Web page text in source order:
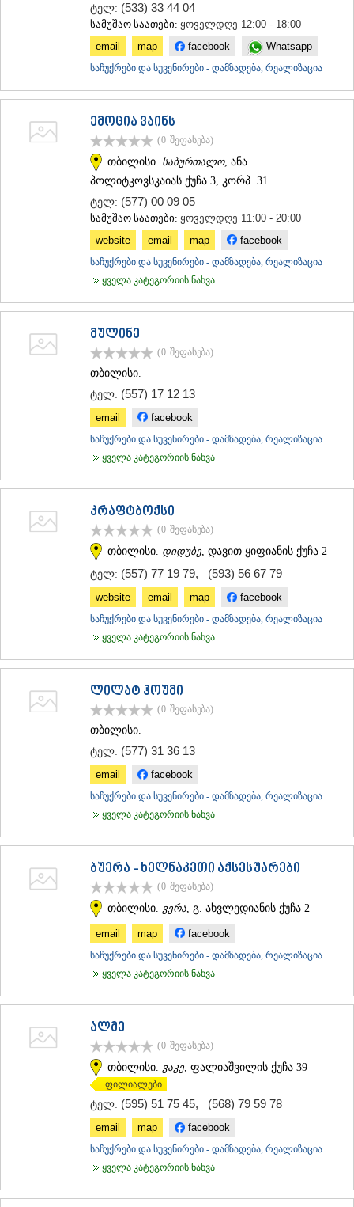
ტელ: (533) 33 44 04
სამუშაო საათები: ყოველდღე 12:00 - 18:00
email
map facebook Whatsapp
საჩუქრები და სუვენირები - დამზადება, რეალიზაცია
ემოცია ვაინს
(0 შეფასება)
თბილისი. საბურთალო, ანა
პოლიტკოვსკაიას ქუჩა 3, კორპ. 31
ტელ: (577) 00 09 05
სამუშაო საათები: ყოველდღე 11:00 - 20:00
website
email map facebook
საჩუქრები და სუვენირები - დამზადება, რეალიზაცია
ყველა კატეგორიის ნახვა
მულინე
(0 შეფასება)
თბილისი.
ტელ: (557) 17 12 13
email facebook
საჩუქრები და სუვენირები - დამზადება, რეალიზაცია
ყველა კატეგორიის ნახვა
კრაფტბოქსი
(0 შეფასება)
თბილისი. დიდუბე , დავით ყიფიანის ქუჩა 2
ტელ: (557) 77 19 79, (593) 56 67 79
website email map facebook
საჩუქრები და სუვენირები - დამზადება, რეალიზაცია
ყველა კატეგორიის ნახვა
ლილატ ჰოუმი
(0 შეფასება)
თბილისი.
ტელ: (577) 31 36 13
email facebook
საჩუქრები და სუვენირები - დამზადება, რეალიზაცია
ყველა კატეგორიის ნახვა
ბუერა - ხელნაკეთი აქსესუარები
(0 შეფასება)
თბილისი. ვერა , გ. ახვლედიანის ქუჩა 2
email map facebook
საჩუქრები და სუვენირები - დამზადება, რეალიზაცია
ყველა კატეგორიის ნახვა
ალმე
(0 შეფასება)
თბილისი. ვაკე , ფალიაშვილის ქუჩა 39
+ ფილიალები
ტელ: (595) 51 75 45, (568) 79 59 78
email map facebook
საჩუქრები და სუვენირები - დამზადება, რეალიზაცია
ყველა კატეგორიის ნახვა